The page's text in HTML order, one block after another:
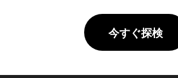
今すぐ探検